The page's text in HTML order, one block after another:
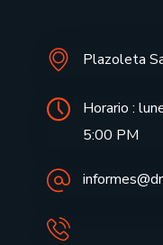
Plazoleta
Horario :
5:00 PM